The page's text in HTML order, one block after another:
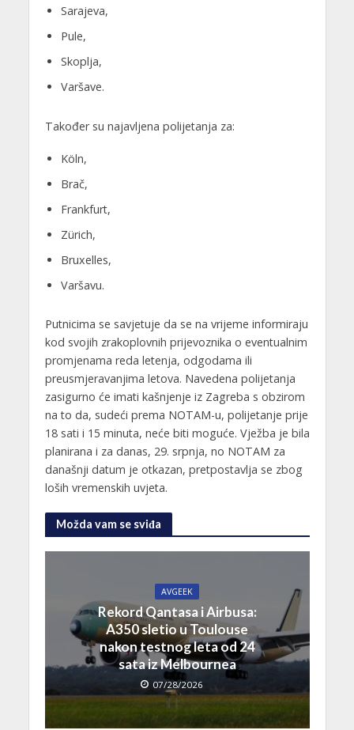
Sarajeva,
Pule,
Skoplja,
Varšave.
Također su najavljena polijetanja za:
Köln,
Brač,
Frankfurt,
Zürich,
Bruxelles,
Varšavu.
Putnicima se savjetuje da se na vrijeme informiraju
kod svojih zrakoplovnih prijevoznika o eventualnim
promjenama reda letenja, odgodama ili
preusmjeravanjima letova. Navedena polijetanja
zasigurno će imati kašnjenje iz Zagreba s obzirom
na to da, sudeći prema NOTAM-u, polijetanje prije
18 sati i 15 minuta, neće biti moguće. Vježba je bila
planirana i za danas, 29. srpnja, no NOTAM za
današnji datum je otkazan, pretpostavlja se zbog
loših vremenskih uvjeta.
Možda vam se sviđa
AVGEEK
Rekord Qantasa i Airbusa:
A350 sletio u Toulouse
nakon testnog leta od 24
sata iz Melbournea
07/28/2026